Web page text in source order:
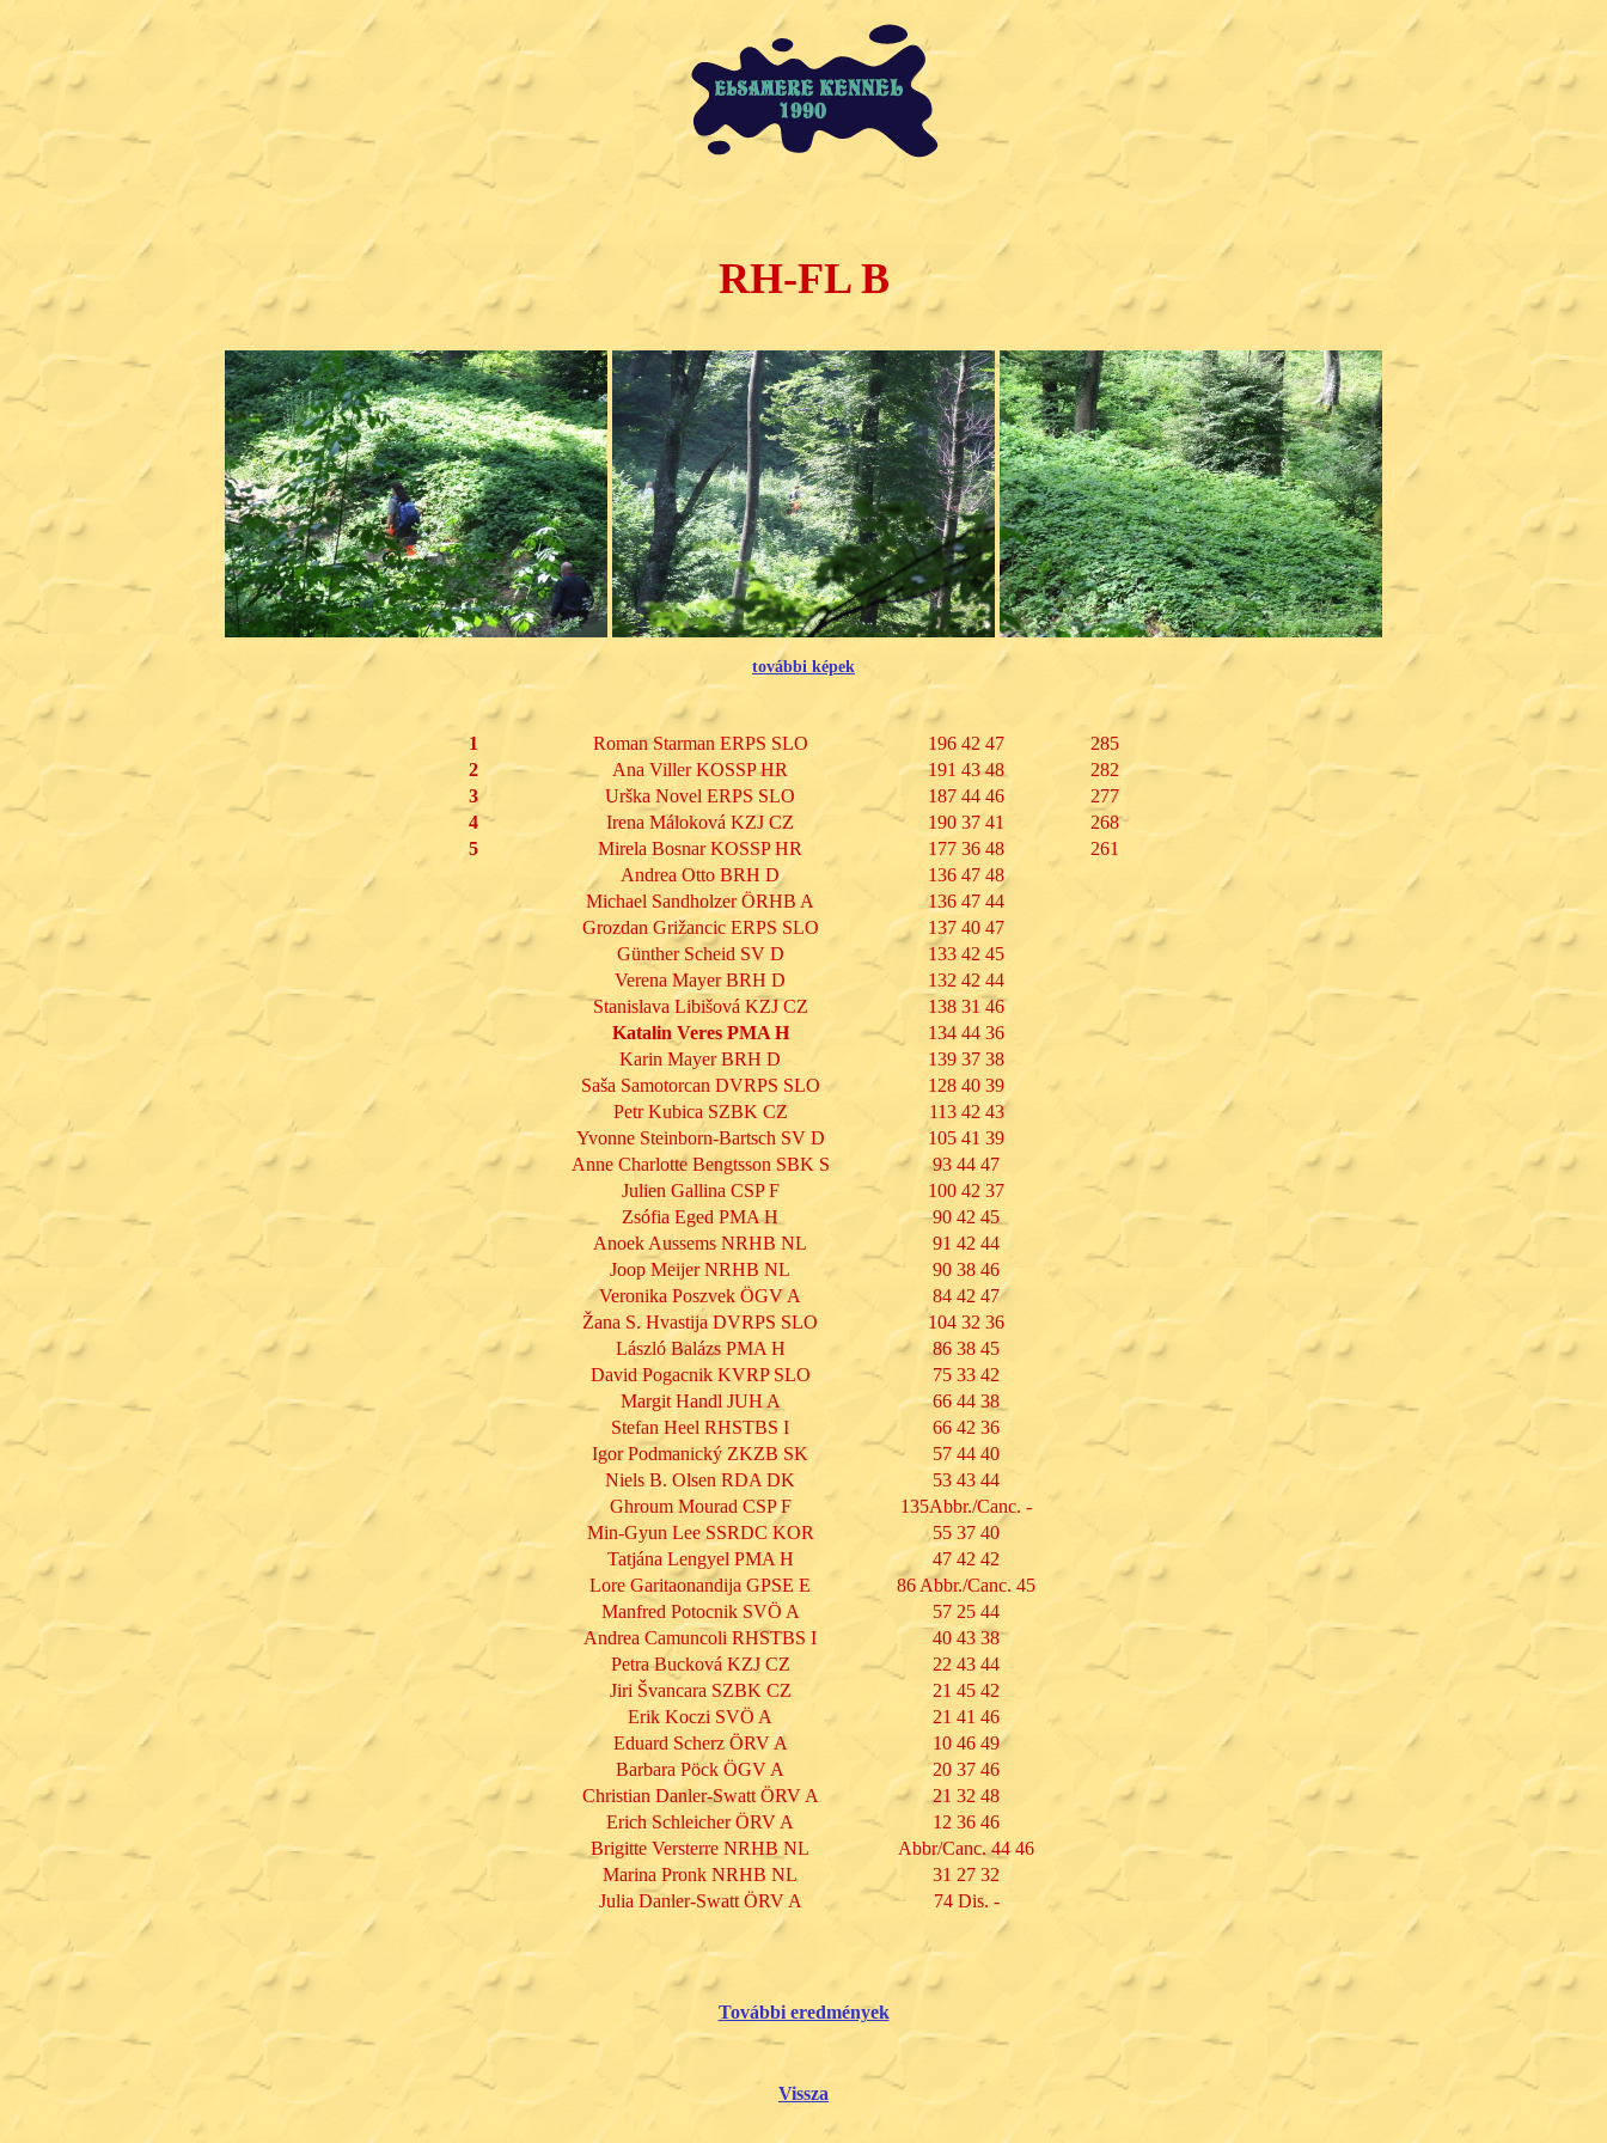
RH-FL B
további képek
1 Roman Starman ERPS SLO 196 42 47
285
2
Ana Viller KOSSP HR 191 43 48
282
3
Urška Novel ERPS SLO 187 44 46
277
4
Irena Máloková KZJ CZ 190 37 41
268
5
Mirela Bosnar KOSSP HR 177 36 48
261
Andrea Otto BRH D
136 47 48
Michael Sandholzer ÖRHB A
136 47 44
Grozdan Grižancic ERPS SLO
137 40 47
Günther Scheid SV D
133 42 45
Verena Mayer BRH D
132 42 44
Stanislava Libišová KZJ CZ
138 31 46
Katalin Veres PMA H
134 44 36
Karin Mayer BRH D
139 37 38
Saša Samotorcan DVRPS SLO
128 40 39
Petr Kubica SZBK CZ
113 42 43
Yvonne Steinborn-Bartsch SV D
105 41 39
Anne Charlotte Bengtsson SBK S
93 44 47
Julien Gallina CSP F
100 42 37
Zsófia Eged PMA H
90 42 45
Anoek Aussems NRHB NL
91 42 44
Joop Meijer NRHB NL
90 38 46
Veronika Poszvek ÖGV A
84 42 47
Žana S. Hvastija DVRPS SLO
104 32 36
László Balázs PMA H
86 38 45
David Pogacnik KVRP SLO
75 33 42
Margit Handl JUH A
66 44 38
Stefan Heel RHSTBS I
66 42 36
Igor Podmanický ZKZB SK
57 44 40
Niels B. Olsen RDA DK
53 43 44
Ghroum Mourad CSP F
135Abbr./Canc. -
Min-Gyun Lee SSRDC KOR
55 37 40
Tatjána Lengyel PMA H
47 42 42
Lore Garitaonandija GPSE E
86 Abbr./Canc. 45
Manfred Potocnik SVÖ A
57 25 44
Andrea Camuncoli RHSTBS I
40 43 38
Petra Bucková KZJ CZ
22 43 44
Jiri Švancara SZBK CZ
21 45 42
Erik Koczi SVÖ A
21 41 46
Eduard Scherz ÖRV A
10 46 49
Barbara Pöck ÖGV A
20 37 46
Christian Danler-Swatt ÖRV A
21 32 48
Erich Schleicher ÖRV A
12 36 46
Brigitte Versterre NRHB NL
Abbr/Canc. 44 46
Marina Pronk NRHB NL
31 27 32
Julia Danler-Swatt ÖRV A
74 Dis. -
További eredmények
Vissza